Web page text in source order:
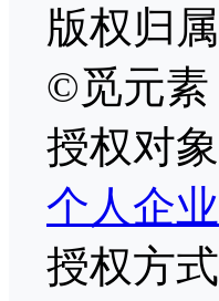
版权归属
©觅元素
授权对象
个人企业
授权方式